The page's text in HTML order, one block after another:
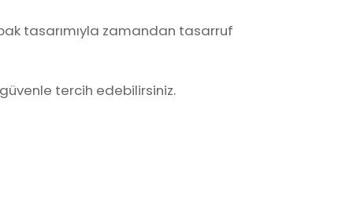
tasarımıyla zamandan tasarruf
güvenle tercih edebilirsiniz.